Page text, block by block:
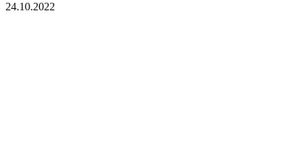
24.10.2022